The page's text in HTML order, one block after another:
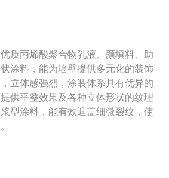
质丙烯酸聚合物乳液、颜填料、助
涂料，能为墙壁提供多元化的装饰
立体感强烈，涂装体系具有优异的
供平整效果及各种立体形状的纹理
型涂料，能有效遮盖细微裂纹，使